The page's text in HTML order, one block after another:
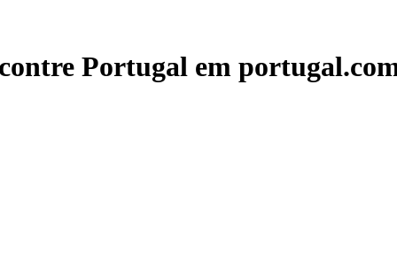
Portugal em